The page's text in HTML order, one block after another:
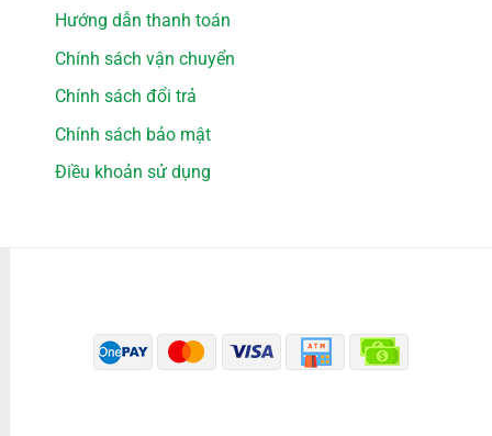
Hướng dẫn thanh toán
Chính sách vận chuyển
Chính sách đổi trả
Chính sách bảo mật
Điều khoản sử dụng